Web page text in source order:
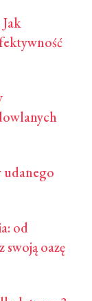
udanego
od
oazę